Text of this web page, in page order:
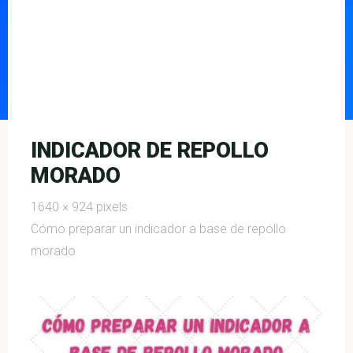
INDICADOR DE REPOLLO
MORADO
Full
size
1640 × 924 pixels
Cómo preparar un indicador a base de repollo
morado